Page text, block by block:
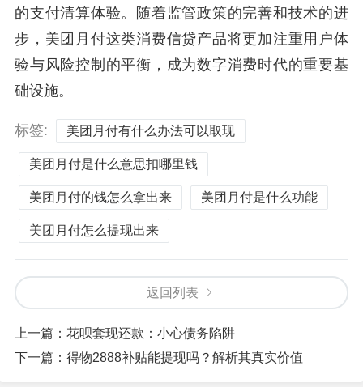
的支付清算体验。随着监管政策的完善和技术的进
步，美团月付这类消费信贷产品将更加注重用户体
验与风险控制的平衡，成为数字消费时代的重要基
础设施。
标签: 美团月付有什么办法可以取现
美团月付是什么意思扣哪里钱
美团月付的钱怎么拿出来 美团月付是什么功能
美团月付怎么提现出来
返回列表
上一篇： 花呗套现还款：小心债务陷阱
下一篇： 得物2888补贴能提现吗？解析其真实价值